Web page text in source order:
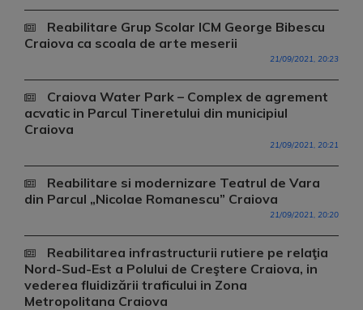
Reabilitare Grup Scolar ICM George Bibescu
Craiova ca scoala de arte meserii
21/09/2021, 20:23
Craiova Water Park – Complex de agrement
acvatic in Parcul Tineretului din municipiul
Craiova
21/09/2021, 20:21
Reabilitare si modernizare Teatrul de Vara
din Parcul „Nicolae Romanescu” Craiova
21/09/2021, 20:20
Reabilitarea infrastructurii rutiere pe relaţia
Nord-Sud-Est a Polului de Creştere Craiova, in
vederea fluidizării traficului in Zona
Metropolitana Craiova